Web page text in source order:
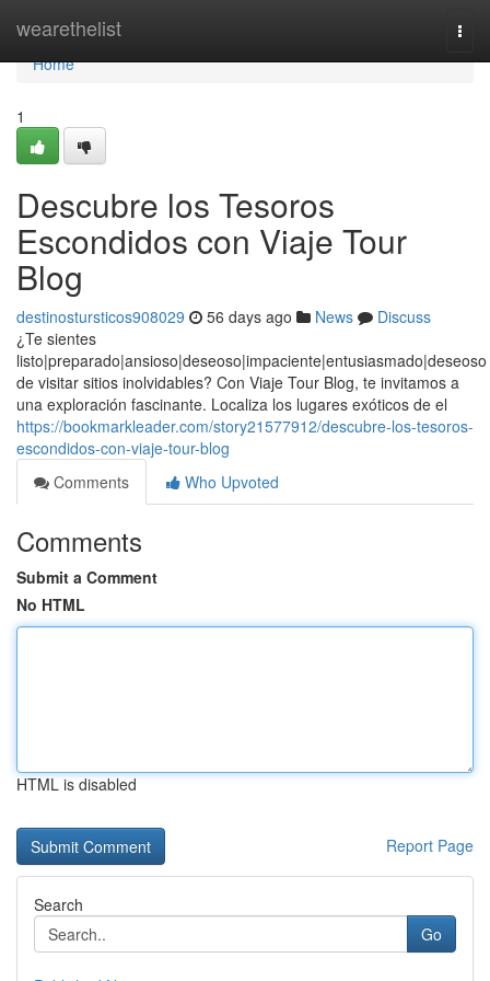
wearethelist
Home
Home
1
Descubre los Tesoros
Escondidos con Viaje Tour
Blog
destinostursticos908029 56 days ago News
Discuss
¿Te sientes
listo|preparado|ansioso|deseoso|impaciente|entusiasmado|deseoso
de visitar sitios inolvidables? Con Viaje Tour Blog, te invitamos a
una exploración fascinante. Localiza los lugares exóticos de el
https://bookmarkleader.com/story21577912/descubre-los-tesoros-
escondidos-con-viaje-tour-blog
Comments
Who Upvoted
Comments
Submit a Comment
No HTML
HTML is disabled
Report Page
Search
Go